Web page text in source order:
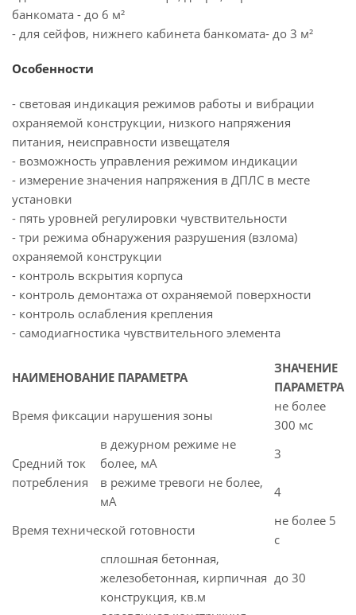
банкомата - до 6 м²
- для сейфов, нижнего кабинета банкомата- до 3 м²
Особенности
- световая индикация режимов работы и вибрации
охраняемой конструкции, низкого напряжения
питания, неисправности извещателя
- возможность управления режимом индикации
- измерение значения напряжения в ДПЛС в месте
установки
- пять уровней регулировки чувствительности
- три режима обнаружения разрушения (взлома)
охраняемой конструкции
- контроль вскрытия корпуса
- контроль демонтажа от охраняемой поверхности
- контроль ослабления крепления
- самодиагностика чувствительного элемента
НАИМЕНОВАНИЕ ПАРАМЕТРА
ЗНАЧЕНИЕ
ПАРАМЕТРА
Время фиксации нарушения зоны
не более
300 мс
Средний ток
потребления
в дежурном режиме не
более, мА
3
в режиме тревоги не более,
мА
4
Время технической готовности
не более 5
с
сплошная бетонная,
железобетонная, кирпичная
конструкция, кв.м
до 30